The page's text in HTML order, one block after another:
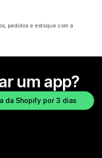
pedidos e estoque com a
um app?
da Shopify por 3 dias